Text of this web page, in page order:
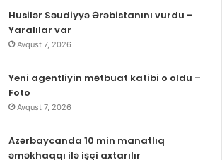
Husilər Səudiyyə Ərəbistanını vurdu –
Yaralılar var
Avqust 7, 2026
Yeni agentliyin mətbuat katibi o oldu –
Foto
Avqust 7, 2026
Azərbaycanda 10 min manatlıq
əməkhaqqı ilə işçi axtarılır